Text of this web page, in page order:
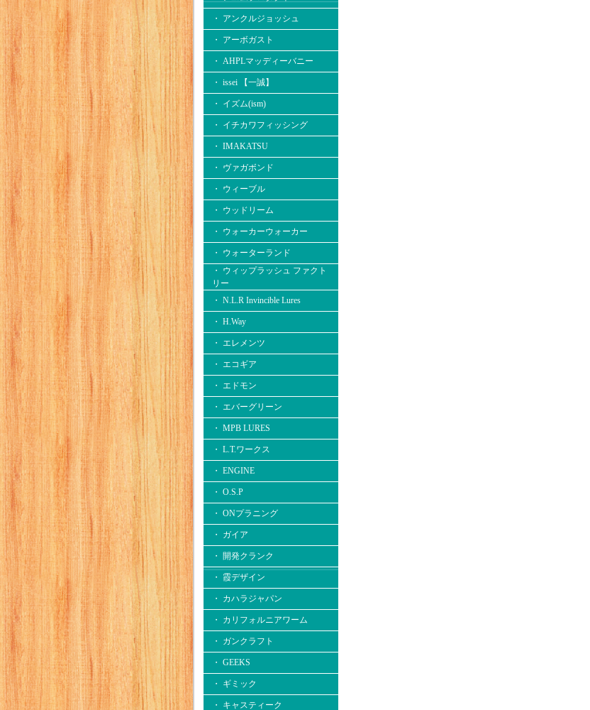
・ アンクルジョッシュ
・ アーボガスト
・ AHPLマッディーバニー
・ issei 【一誠】
・ イズム(ism)
・ イチカワフィッシング
・ IMAKATSU
・ ヴァガボンド
・ ウィーブル
・ ウッドリーム
・ ウォーカーウォーカー
・ ウォーターランド
・ ウィップラッシュ ファクト
リー
・ N.L.R Invincible Lures
・ H.Way
・ エレメンツ
・ エコギア
・ エドモン
・ エバーグリーン
・ MPB LURES
・ L.T.ワークス
・ ENGINE
・ O.S.P
・ ONプラニング
・ ガイア
・ 開発クランク
・ 霞デザイン
・ カハラジャパン
・ カリフォルニアワーム
・ ガンクラフト
・ GEEKS
・ ギミック
・ キャスティーク